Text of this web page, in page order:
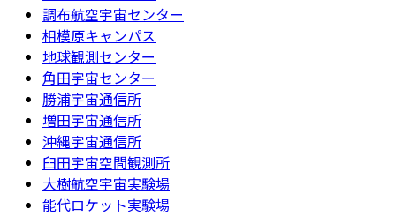
調布航空宇宙センター
相模原キャンパス
地球観測センター
角田宇宙センター
勝浦宇宙通信所
増田宇宙通信所
沖縄宇宙通信所
臼田宇宙空間観測所
大樹航空宇宙実験場
能代ロケット実験場